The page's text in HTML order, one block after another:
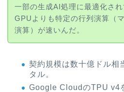
一部の生成AI処理に最適化され
GPUよりも特定の行列演算（
演算）が速いんだ。
契約規模は数十億ドル相
タル。
Google CloudのTPU v4